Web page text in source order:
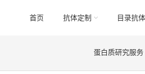
首页 抗体定制 目录抗体
蛋白质研究服务